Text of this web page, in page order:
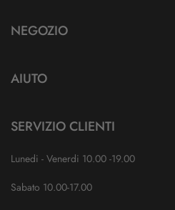
NEGOZIO
AIUTO
SERVIZIO CLIENTI
Lunedi - Venerdi 10.00 -19.00
Sabato 10.00-17.00